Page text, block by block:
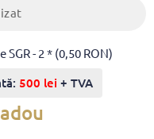
- 2 * (0,50 RON)
500 lei + TVA